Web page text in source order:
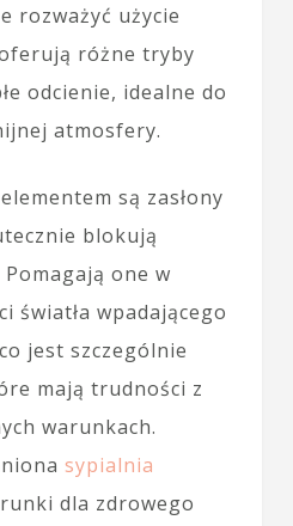
rozważyć użycie
różne tryby
odcienie, idealne do
atmosfery.
są zasłony
blokują
one w
światła wpadającego
jest szczególnie
mają trudności z
warunkach.
sypialnia
dla zdrowego